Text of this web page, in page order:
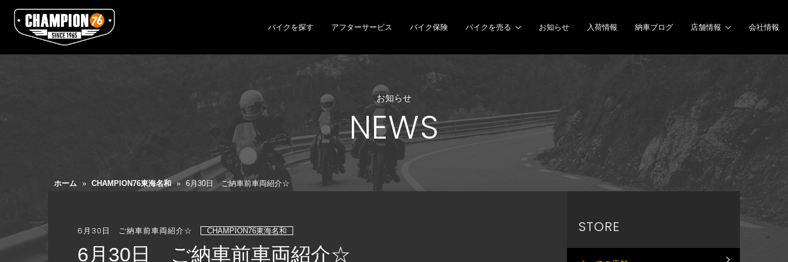
バイクを探す アフターサービス バイク保険 バイクを売る お知らせ 入荷情報 納車ブログ 店舗情報 会社情報
お知らせ
NEWS
ホーム » CHAMPION76東海名和 » 6月30日 ご納車前車両紹介☆
6月30日 ご納車前車両紹介☆ CHAMPION76東海名和
6月30日 ご納車前車両紹介☆
STORE